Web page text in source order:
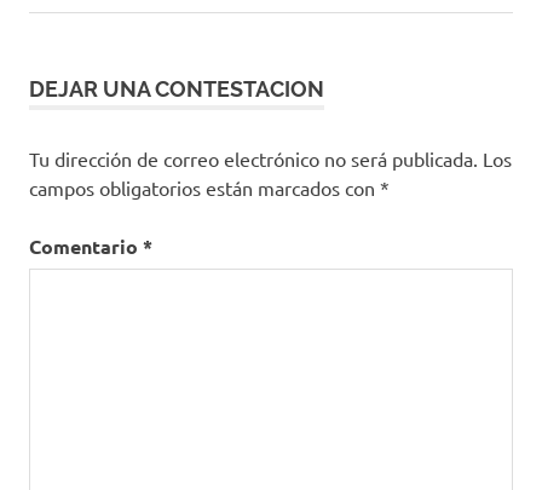
entradas
DEJAR UNA CONTESTACION
Tu dirección de correo electrónico no será publicada. Los
campos obligatorios están marcados con *
Comentario *